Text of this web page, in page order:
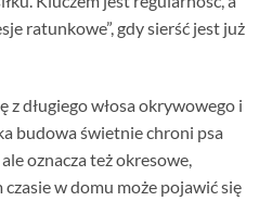
ratunkowe”, gdy sierść jest już
z długiego włosa okrywowego i
budowa świetnie chroni psa
oznacza też okresowe,
w domu może pojawić się